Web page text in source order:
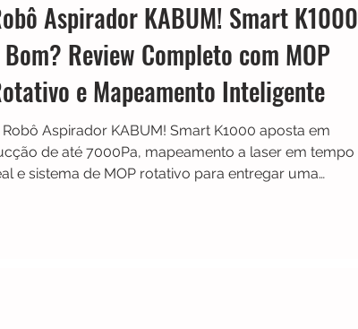
Roborock iRobot Shark Zaco
Ropo Extratoras Limpador de Pisos
Aspirador KABUM! Smart K1000
Review Completo com MOP
e Mapeamento Inteligente
Robô Aspirador KABUM! Smart K1000 aposta em
de até 7000Pa, mapeamento a laser em tempo
e sistema de MOP rotativo para entregar uma